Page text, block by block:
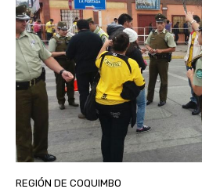
REGIÓN DE COQUIMBO